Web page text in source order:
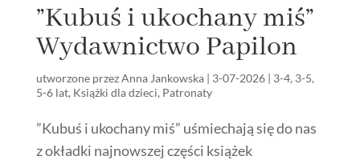
”Kubuś i ukochany miś”
Wydawnictwo Papilon
utworzone przezAnna Jankowska| 3-07-2026| 3-4, 3-5,
5-6 lat, Książki dla dzieci, Patronaty
”Kubuś i ukochany miś” uśmiechają się do nas
z okładki najnowszej części książek